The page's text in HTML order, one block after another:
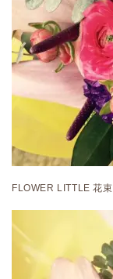
FLOWER LITTLE 花束